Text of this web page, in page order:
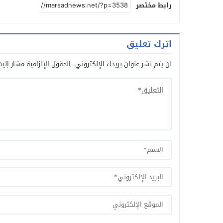
رابط مختصر
اترك تعليق
لن يتم نشر عنوان بريدك الإلكتروني. الحقول الإلزامية مشار